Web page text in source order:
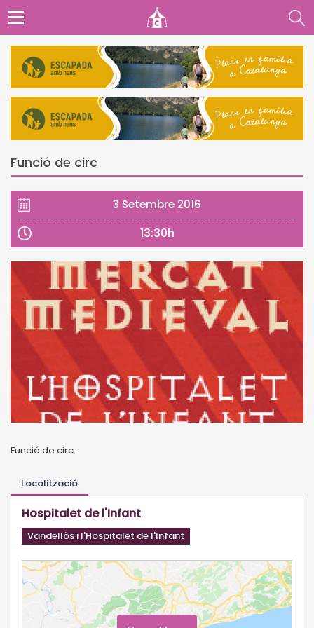
Funció de circ
3 Setembre 2016
13:30h
Funció de circ.
Localització
Hospitalet de l'Infant
Vandellòs i l'Hospitalet de l'Infant